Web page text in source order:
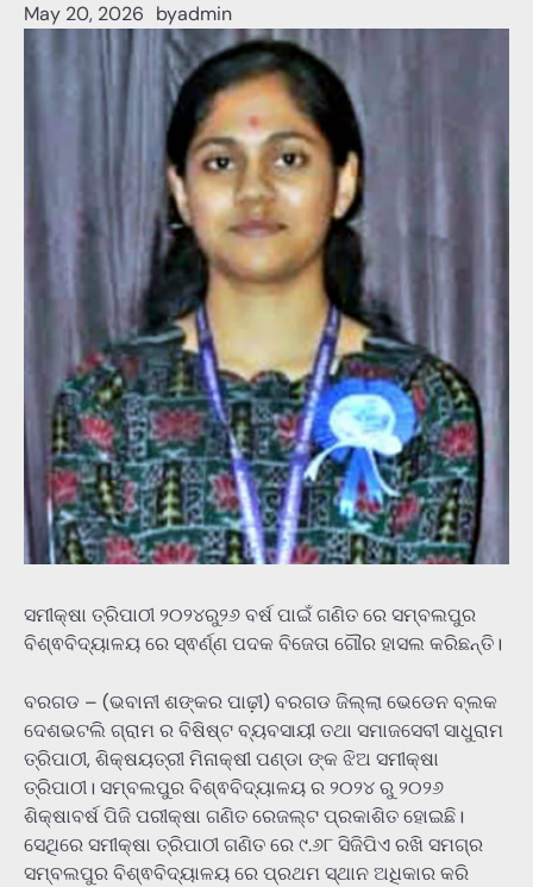
May 20, 2026 byadmin
ସମୀକ୍ଷା ତ୍ରିପାଠୀ ୨୦୨୪ରୁ୨୬ ବର୍ଷ ପାଇଁ ଗଣିତ ରେ ସମ୍ବଲପୁର
ବିଶ୍ଵବିଦ୍ୟାଳୟ ରେ ସ୍ଵର୍ଣ୍ଣ ପଦକ ବିଜେତା ଗୌର ହାସଲ କରିଛନ୍ତି।
ବରଗଡ – (ଭବାନୀ ଶଙ୍କର ପାଢ଼ୀ) ବରଗଡ ଜିଲ୍ଲା ଭେଡେନ ବ୍ଲକ
ଦେଶଭଟଲି ଗ୍ରାମ ର ବିଷିଷ୍ଟ ବ୍ୟବସାୟୀ ତଥା ସମାଜସେବୀ ସାଧୁରାମ
ତ୍ରିପାଠୀ, ଶିକ୍ଷୟତ୍ରୀ ମିନାକ୍ଷୀ ପଣ୍ଡା ଙ୍କ ଝିଅ ସମୀକ୍ଷା
ତ୍ରିପାଠୀ। ସମ୍ବଲପୁର ବିଶ୍ଵବିଦ୍ୟାଳୟ ର ୨୦୨୪ ରୁ ୨୦୨୬
ଶିକ୍ଷାବର୍ଷ ପିଜି ପରୀକ୍ଷା ଗଣିତ ରେଜଲ୍ଟ ପ୍ରକାଶିତ ହୋଇଛି।
ସେଥିରେ ସମୀକ୍ଷା ତ୍ରିପାଠୀ ଗଣିତ ରେ ୯.୬୮ ସିଜିପିଏ ରଖି ସମଗ୍ର
ସମ୍ବଲପୁର ବିଶ୍ଵବିଦ୍ୟାଳୟ ରେ ପ୍ରଥମ ସ୍ଥାନ ଅଧିକାର କରି